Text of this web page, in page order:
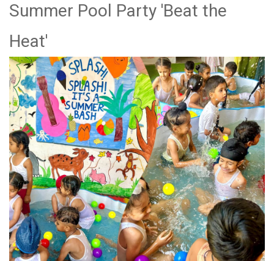
Summer Pool Party 'Beat the
Heat'